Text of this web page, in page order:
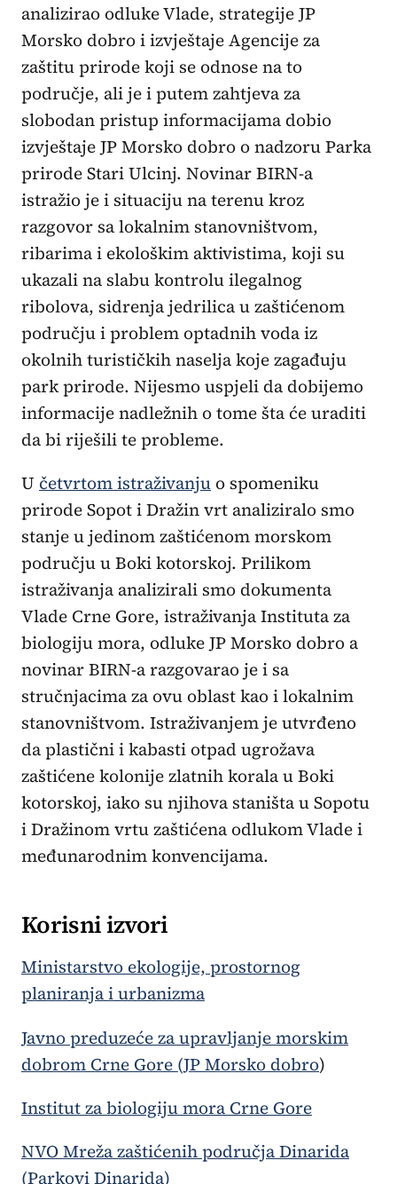
analizirao odluke Vlade, strategije JP
Morsko dobro i izvještaje Agencije za
zaštitu prirode koji se odnose na to
područje, ali je i putem zahtjeva za
slobodan pristup informacijama dobio
izvještaje JP Morsko dobro o nadzoru Parka
prirode Stari Ulcinj. Novinar BIRN-a
istražio je i situaciju na terenu kroz
razgovor sa lokalnim stanovništvom,
ribarima i ekološkim aktivistima, koji su
ukazali na slabu kontrolu ilegalnog
ribolova, sidrenja jedrilica u zaštićenom
području i problem optadnih voda iz
okolnih turističkih naselja koje zagađuju
park prirode. Nijesmo uspjeli da dobijemo
informacije nadležnih o tome šta će uraditi
da bi riješili te probleme.
U četvrtom istraživanju o spomeniku
prirode Sopot i Dražin vrt analiziralo smo
stanje u jedinom zaštićenom morskom
području u Boki kotorskoj. Prilikom
istraživanja analizirali smo dokumenta
Vlade Crne Gore, istraživanja Instituta za
biologiju mora, odluke JP Morsko dobro a
novinar BIRN-a razgovarao je i sa
stručnjacima za ovu oblast kao i lokalnim
stanovništvom. Istraživanjem je utvrđeno
da plastični i kabasti otpad ugrožava
zaštićene kolonije zlatnih korala u Boki
kotorskoj, iako su njihova staništa u Sopotu
i Dražinom vrtu zaštićena odlukom Vlade i
međunarodnim konvencijama.
Korisni izvori
Ministarstvo ekologije, prostornog
planiranja i urbanizma
Javno preduzeće za upravljanje morskim
dobrom Crne Gore (JP Morsko dobro)
Institut za biologiju mora Crne Gore
NVO Mreža zaštićenih područja Dinarida
(Parkovi Dinarida)